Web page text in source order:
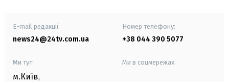
E-mail редакції
news24@24tv.com.ua
Номер телефону:
+38 044 390 5077
Ми тут:
м.Київ,
Ми в соцмережах: